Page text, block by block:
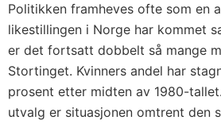
Politikken framheves ofte som en
likestillingen i Norge har kommet
er det fortsatt dobbelt så mange
Stortinget. Kvinners andel har
prosent etter midten av 1980-
utvalg er situasjonen omtrent den